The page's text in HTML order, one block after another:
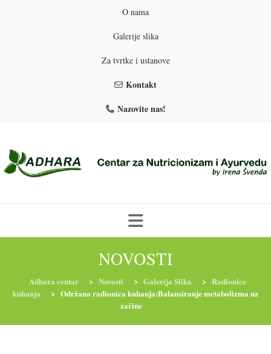
O nama
Galerije slika
Za tvrtke i ustanove
Kontakt
Nazovite nas!
PROGRAMI PREHRANE PRIRODNO MRŠAVLJENJE
NOVOSTI
Adhara centar > Novosti > Galerija Slika > Radionice
kuhanja
> Održana radionica kuhanja:Balansiranje metabolizma uz
začine